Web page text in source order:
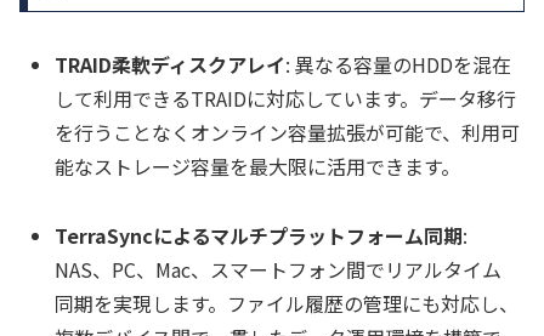
TRAID柔軟ディスクアレイ: 異なる容量のHDDを混在
して利用できるTRAIDに対応しています。データ移行
を行うことなくオンライン容量拡張が可能で、利用可
能なストレージ容量を最大限に活用できます。
TerraSyncによるマルチプラットフォーム同期:
NAS、PC、Mac、スマートフォン間でリアルタイム
同期を実現します。ファイル履歴の管理にも対応し、